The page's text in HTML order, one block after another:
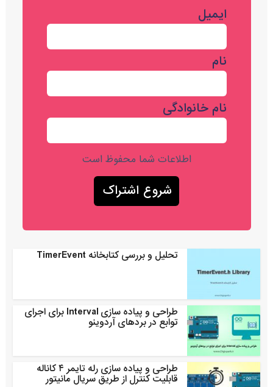
ایمیل
نام
نام خانوادگی
اطلاعات شما محفوظ است
تحلیل و بررسی کتابخانه TimerEvent
طراحی و پیاده سازی Interval برای اجرای
توابع در بردهای آردوینو
طراحی و پیاده سازی رله تایمر ۴ کاناله
قابلیت کنترل از طریق سریال مانیتور